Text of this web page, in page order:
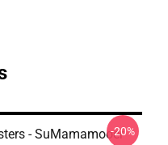
- SuMamamooer-20%